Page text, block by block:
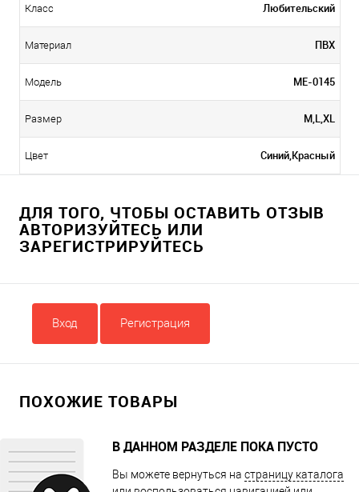
Класс Любительский
Материал ПВХ
Модель ME-0145
Размер М,L,ХL
Цвет Синий,Красный
ДЛЯ ТОГО, ЧТОБЫ ОСТАВИТЬ ОТЗЫВ
АВТОРИЗУЙТЕСЬ ИЛИ
ЗАРЕГИСТРИРУЙТЕСЬ
Вход Регистрация
ПОХОЖИЕ ТОВАРЫ
В ДАННОМ РАЗДЕЛЕ ПОКА ПУСТО
Вы можете вернуться на страницу каталога